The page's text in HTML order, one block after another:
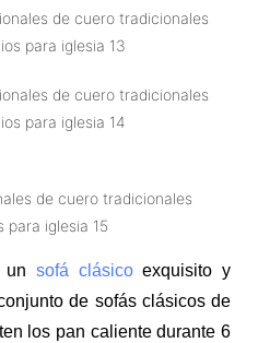
un sofá clásicoexquisito y
de sofás clásicos de
los pan caliente durante 6